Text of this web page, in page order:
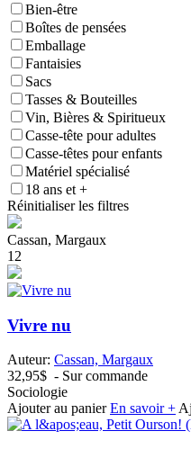
Bien-être
Boîtes de pensées
Emballage
Fantaisies
Sacs
Tasses & Bouteilles
Vin, Bières & Spiritueux
Casse-tête pour adultes
Casse-têtes pour enfants
Matériel spécialisé
18 ans et +
Réinitialiser les filtres
Cassan, Margaux
1 2
Vivre nu
Auteur: Cassan, Margaux
32,95$ - Sur commande
Sociologie
Ajouter au panier En savoir +